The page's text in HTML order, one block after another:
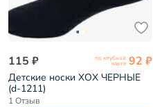
115 ₽ по клубной
карте 92 ₽
Детские носки ХОХ ЧЕРНЫЕ
(d-1211)
1 Отзыв